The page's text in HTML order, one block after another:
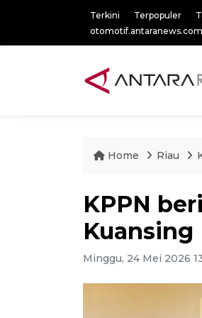
Terkini Terpopuler
otomotif.antaranews.com
Home Riau
KPPN
Kuansing
Minggu, 24 Mei 2026